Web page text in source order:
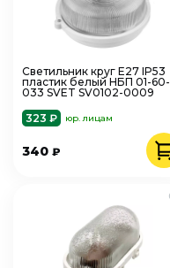
Светильник круг Е27 IP53
пластик белый НБП 01-60-
033 SVET SV0102-0009
323 ₽
юр. лицам
340 ₽